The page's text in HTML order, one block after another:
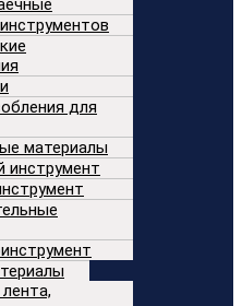
для
материалы
инструмент